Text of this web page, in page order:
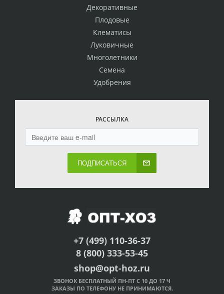
Декоративные
Плодовые
Клематисы
Луковичные
Многолетники
Семена
Удобрения
РАССЫЛКА
ПОДПИСАТЬСЯ
+7 (499) 110-36-37
8 (800) 333-53-45
shop@opt-hoz.ru
ЗВОНОК БЕСПЛАТНЫЙ ПН-ПТ С 10 ДО 17 Ч
ЗАКАЗЫ ПО ТЕЛЕФОНУ НЕ ПРИНИМАЮТСЯ.